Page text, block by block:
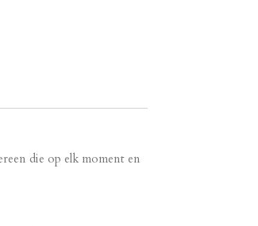
die op elk moment en